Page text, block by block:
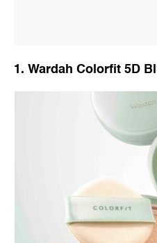
1. Wardah Colorfit 5D